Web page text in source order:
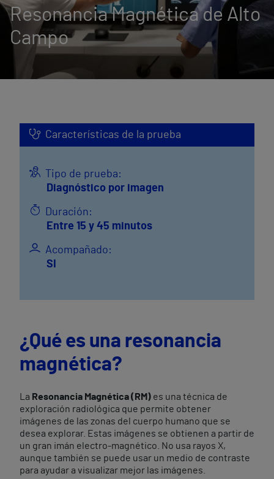
Resonancia Magnética de Alto
Campo
Características de la prueba
Tipo de prueba:
Diagnóstico por imagen
Duración:
Entre 15 y 45 minutos
Acompañado:
SI
¿Qué es una resonancia
magnética?
La Resonancia Magnética (RM) es una técnica de
exploración radiológica que permite obtener
imágenes de las zonas del cuerpo humano que se
desea explorar. Estas imágenes se obtienen a partir de
un gran imán electro-magnético. No usa rayos X,
aunque también se puede usar un medio de contraste
para ayudar a visualizar mejor las imágenes.